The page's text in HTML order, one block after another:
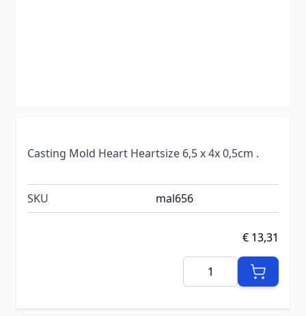
Casting Mold Heart Heartsize 6,5 x 4x 0,5cm .
SKU mal656
€ 13,31
Aantal